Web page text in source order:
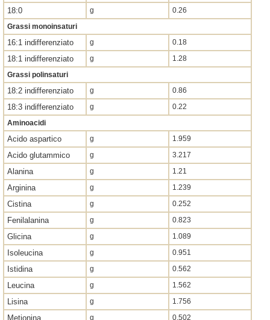
18:0 g
0.26
Grassi monoinsaturi
16:1 indifferenziato g 0.18
18:1 indifferenziato g
1.28
Grassi polinsaturi
18:2 indifferenziato g 0.86
18:3 indifferenziato g
0.22
Aminoacidi
Acido aspartico g 1.959
Acido glutammico g 3.217
Alanina g 1.21
Arginina g 1.239
Cistina g 0.252
Fenilalanina g 0.823
Glicina g 1.089
Isoleucina g 0.951
Istidina g 0.562
Leucina g 1.562
Lisina g 1.756
Metionina g 0.502